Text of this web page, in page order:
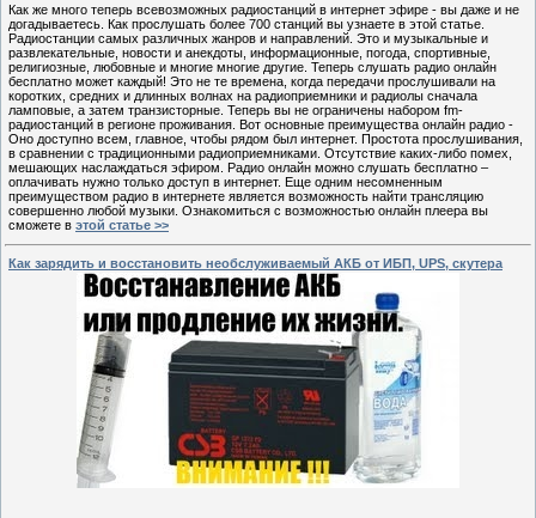
Как же много теперь всевозможных радиостанций в интернет эфире - вы даже и не
догадываетесь. Как прослушать более 700 станций вы узнаете в этой статье.
Радиостанции самых различных жанров и направлений. Это и музыкальные и
развлекательные, новости и анекдоты, информационные, погода, спортивные,
религиозные, любовные и многие многие другие. Теперь слушать радио онлайн
бесплатно может каждый! Это не те времена, когда передачи прослушивали на
коротких, средних и длинных волнах на радиоприемники и радиолы сначала
ламповые, а затем транзисторные. Теперь вы не ограничены набором fm-
радиостанций в регионе проживания. Вот основные преимущества онлайн радио -
Оно доступно всем, главное, чтобы рядом был интернет. Простота прослушивания,
в сравнении с традиционными радиоприемниками. Отсутствие каких-либо помех,
мешающих наслаждаться эфиром. Радио онлайн можно слушать бесплатно –
оплачивать нужно только доступ в интернет. Еще одним несомненным
преимуществом радио в интернете является возможность найти трансляцию
совершенно любой музыки. Ознакомиться с возможностью онлайн плеера вы
сможете в этой статье >>
Как зарядить и восстановить необслуживаемый АКБ от ИБП, UPS, скутера